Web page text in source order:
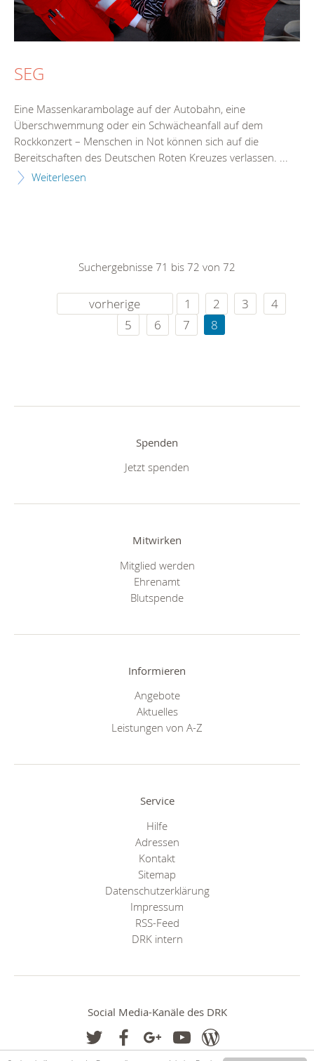
SEG
Eine Massenkarambolage auf der Autobahn, eine
Überschwemmung oder ein Schwächeanfall auf dem
Rockkonzert – Menschen in Not können sich auf die
Bereitschaften des Deutschen Roten Kreuzes verlassen. ...
Weiterlesen
Suchergebnisse 71 bis 72 von 72
vorherige 1 2 3
4
5
6 7 8
Spenden
Jetzt spenden
Mitwirken
Mitglied werden
Ehrenamt
Blutspende
Informieren
Angebote
Aktuelles
Leistungen von A-Z
Service
Hilfe
Adressen
Kontakt
Sitemap
Datenschutzerklärung
Impressum
RSS-Feed
DRK intern
Social Media-Kanäle des DRK